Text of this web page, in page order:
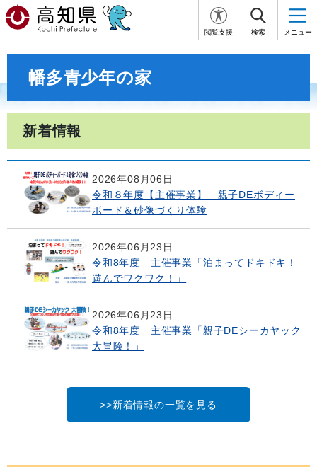
閲覧支援 検索 メニュー
幡多青少年の家
新着情報
2026年08月06日
令和８年度【主催事業】 親子DEボディー
ボード＆砂像づくり体験
2026年06月23日
令和8年度 主催事業「泊まってドキドキ！
遊んでワクワク！」
2026年06月23日
令和8年度 主催事業「親子DEシーカヤック
大冒険！」
>>新着情報の一覧を見る